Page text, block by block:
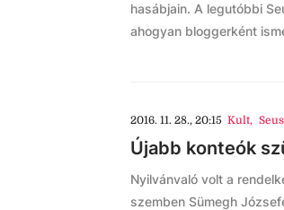
hasábjain. A legutóbbi
ahogyan bloggerként
2016. 11. 28., 20:15 Kult,
Újabb konteók
Nyilvánvaló volt a
szemben Sümegh